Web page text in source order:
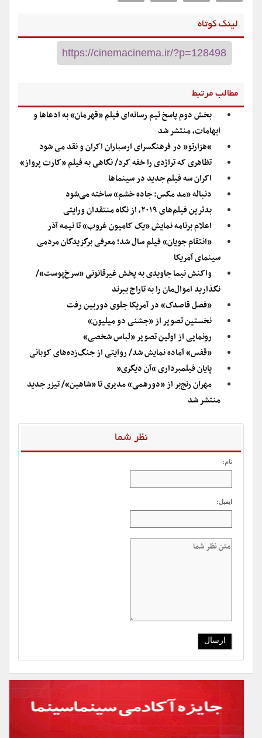
لینک کوتاه
مطالب مرتبط
بخش دوم پاسخ تیم ‌رسانه‌ای فیلم «قهرمان» به ادعا‌ها و
ابهامات، منتشر شد
“هزارتو” در فرهنگسرای ارسباران اکران و نقد می شود
تظاهری که تراژدی را خفه کرد/ نگاهی به فیلم «کارت پرواز»
اکران سه فیلم جدید در سینماها
دنباله «مد مکس: جاده خشم» ساخته می‌شود
بدترین فیلم‌های ۲۰۱۹، از نگاه منتقدان ورایتی
اعلام برنامه نمایش «یک کامیون غروب» تا نیمه آذر
«انتقام جویان» فیلم سال شد؛ معرفی برگزیدگان مردمی
سینمای آمریکا
واکنش نیما جاویدی به پخش غیرقانونی «سرخ‌پوست»/
نگذارید اموال‌مان را به تاراج ببرند
«فصل قاصدک» در آمریکا جلوی دوربین رفت
نخستین تصویر از «جشنی دو میلیون»
رونمایی از اولین تصویر «لباس شخصی»
«قفس» آماده نمایش شد/ روایتی از جنگ‌زده‌های کوبانی
پایان فیلمبرداری “آن دیگری”
مهران رنج‌بر از «دورهمی» مدیری تا «شاهین»/ تیزر جدید
منتشر شد
نظر شما
نام:
ایمیل: